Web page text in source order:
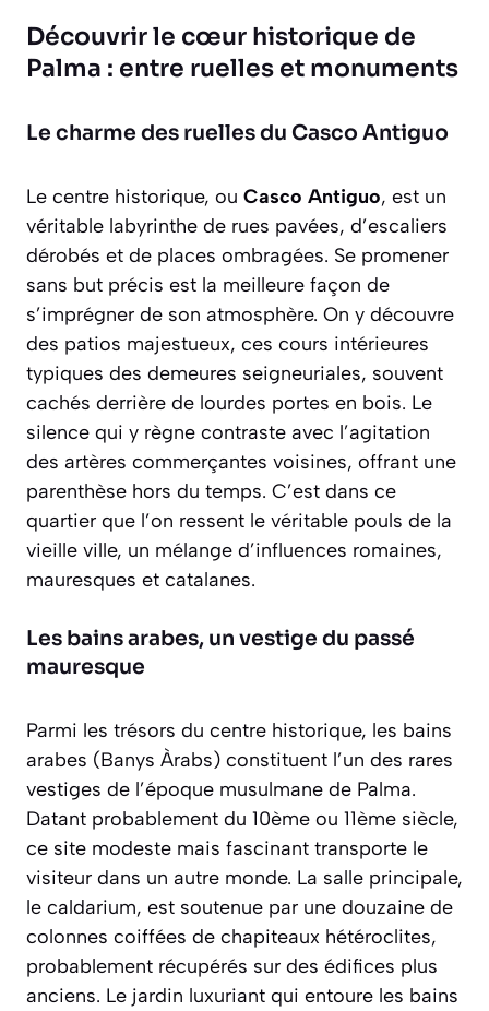
Découvrir le cœur historique de
Palma : entre ruelles et monuments
Le charme des ruelles du Casco Antiguo
Le centre historique, ou Casco Antiguo, est un
véritable labyrinthe de rues pavées, d’escaliers
dérobés et de places ombragées. Se promener
sans but précis est la meilleure façon de
s’imprégner de son atmosphère. On y découvre
des patios majestueux, ces cours intérieures
typiques des demeures seigneuriales, souvent
cachés derrière de lourdes portes en bois. Le
silence qui y règne contraste avec l’agitation
des artères commerçantes voisines, offrant une
parenthèse hors du temps. C’est dans ce
quartier que l’on ressent le véritable pouls de la
vieille ville, un mélange d’influences romaines,
mauresques et catalanes.
Les bains arabes, un vestige du passé
mauresque
Parmi les trésors du centre historique, les bains
arabes (Banys Àrabs) constituent l’un des rares
vestiges de l’époque musulmane de Palma.
Datant probablement du 10ème ou 11ème siècle,
ce site modeste mais fascinant transporte le
visiteur dans un autre monde. La salle principale,
le caldarium, est soutenue par une douzaine de
colonnes coiffées de chapiteaux hétéroclites,
probablement récupérés sur des édifices plus
anciens. Le jardin luxuriant qui entoure les bains